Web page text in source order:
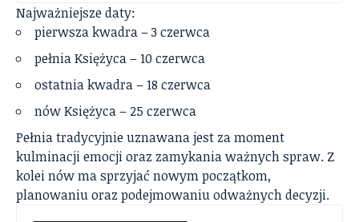
Najważniejsze daty:
pierwsza kwadra – 3 czerwca
pełnia Księżyca – 10 czerwca
ostatnia kwadra – 18 czerwca
nów Księżyca – 25 czerwca
Pełnia tradycyjnie uznawana jest za moment
kulminacji emocji oraz zamykania ważnych spraw. Z
kolei nów ma sprzyjać nowym początkom,
planowaniu oraz podejmowaniu odważnych decyzji.